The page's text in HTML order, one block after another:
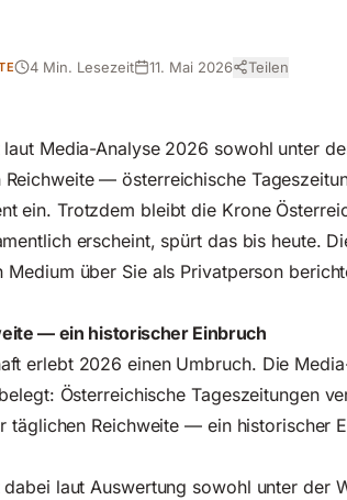
4 Min. Lesezeit 11. Mai 2026 Teilen
Media-Analyse 2026 sowohl unter
— österreichische
ein. Trotzdem bleibt die Krone
erscheint, spürt das bis heute.
Medium über Sie als Privatperson
— ein historischer Einbruch
erlebt 2026 einen Umbruch. Die
Österreichische Tageszeitungen
täglichen Reichweite — ein historischer
laut Auswertung sowohl unter der